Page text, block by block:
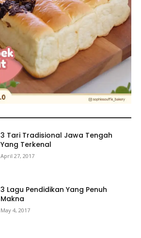
3 Tari Tradisional Jawa Tengah
Yang Terkenal
April 27, 2017
3 Lagu Pendidikan Yang Penuh
Makna
May 4, 2017